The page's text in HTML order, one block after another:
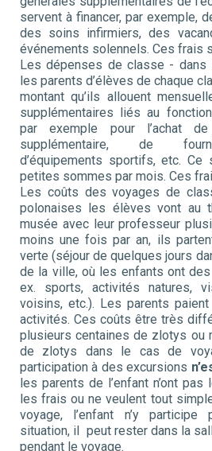
servent à financer, par exemple,
des soins infirmiers, des
événements solennels. Ces frais
Les dépenses de classe - dans
les parents d’élèves de chaque
montant qu’ils allouent
supplémentaires liés au
par exemple pour l’achat
supplémentaire, de
d’équipements sportifs, etc. Ce
petites sommes par mois. Ces
Les coûts des voyages de
polonaises les élèves vont au
musée avec leur professeur
moins une fois par an, ils
verte (séjour de quelques jours
de la ville, où les enfants ont
ex. sports, activités natures,
voisins, etc.). Les parents
activités. Ces coûts être très
plusieurs centaines de zlotys ou
de zlotys dans le cas de
participation à des excursions
les parents de l’enfant n’ont
les frais ou ne veulent tout
voyage, l’enfant n’y
situation, il peut rester dans la
pendant le voyage.